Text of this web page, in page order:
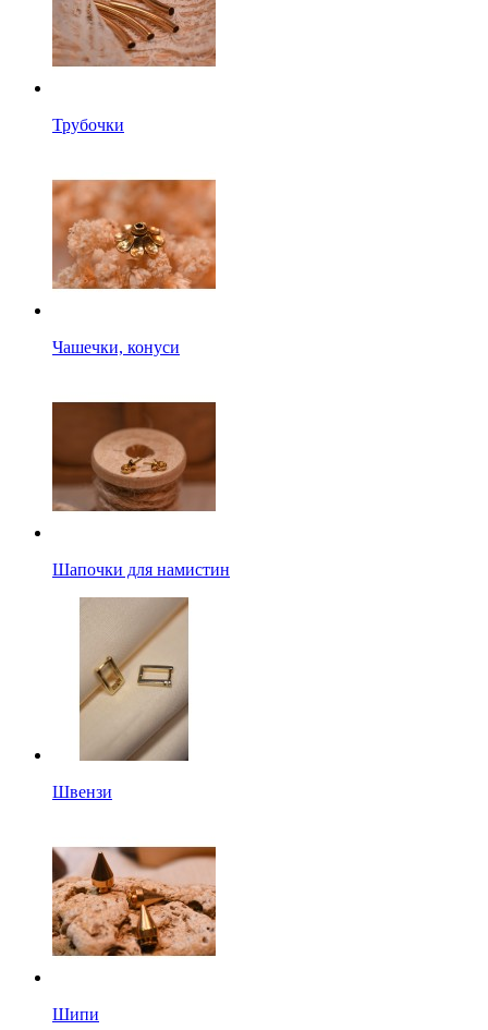
Трубочки
Чашечки, конуси
Шапочки для намистин
Швензи
Шипи